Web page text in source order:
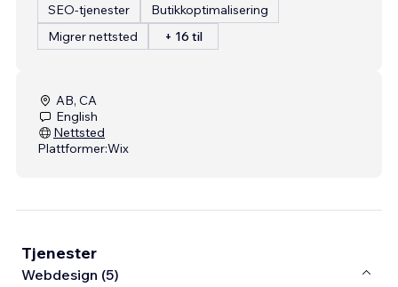
SEO-tjenester
Butikkoptimalisering
Migrer nettsted
+ 16 til
AB, CA
English
Nettsted
Plattformer:Wix
Tjenester
Webdesign (5)